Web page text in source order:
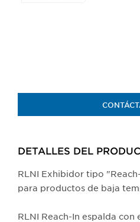
DETALLES DEL
RLNI Exhibidor tipo
para productos de baja
RLNI Reach-In espalda con